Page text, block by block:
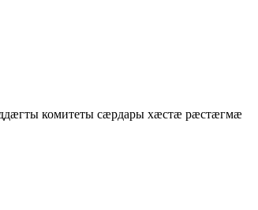
комитеты сæрдары хæстæ рæстæгмæ